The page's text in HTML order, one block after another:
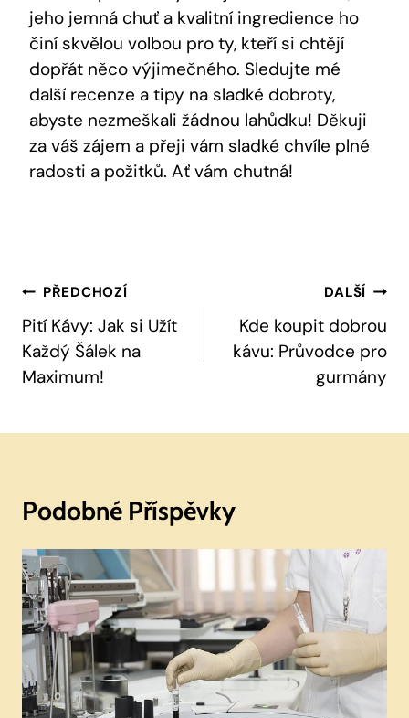
jeho jemná chuť a kvalitní ingredience ho
činí skvělou volbou pro ty, kteří si chtějí
dopřát něco výjimečného. Sledujte mé
další recenze a tipy na sladké dobroty,
abyste nezmeškali žádnou lahůdku! Děkuji
za váš zájem a přeji vám sladké chvíle plné
radosti a požitků. Ať vám chutná!
Navigace
Pro
Příspěvek
PŘEDCHOZÍ
Pití Kávy: Jak si Užít
Každý Šálek na
Maximum!
DALŠÍ
Kde koupit dobrou
kávu: Průvodce pro
gurmány
Podobné Příspěvky